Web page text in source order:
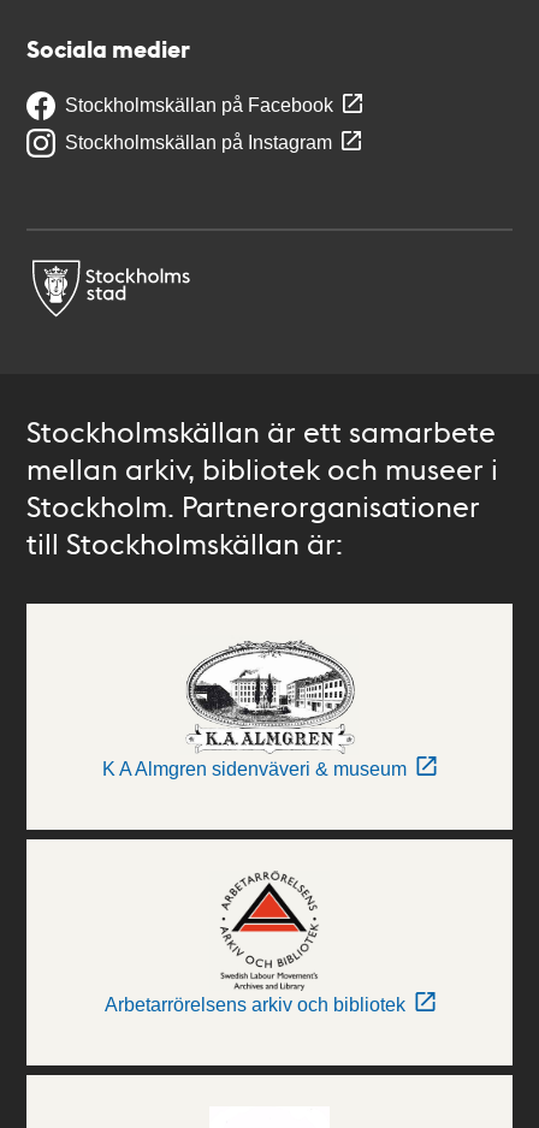
Sociala medier
Stockholmskällan på Facebook
Stockholmskällan på Instagram
Stockholmskällan är ett samarbete
mellan arkiv, bibliotek och museer i
Stockholm. Partnerorganisationer
till Stockholmskällan är:
K A Almgren sidenväveri & museum
Arbetarrörelsens arkiv och bibliotek